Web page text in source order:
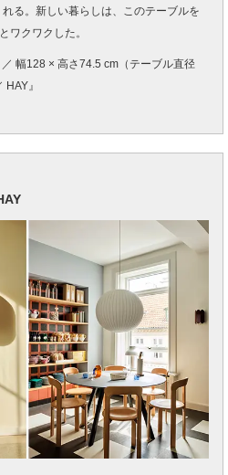
る。新しい暮らしは、このテーブルを
ワクワクした。
／ 幅128 × 高さ74.5 cm（テーブル直径
』